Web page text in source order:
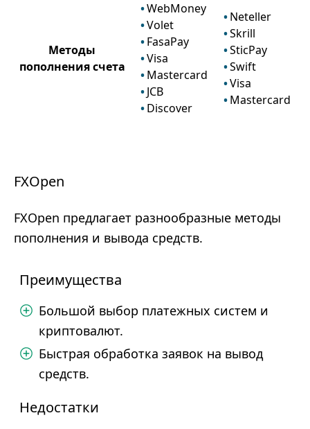
Методы
пополнения счета
WebMoney
Volet
FasaPay
Visa
Mastercard
JCB
Discover
Neteller
Skrill
SticPay
Swift
Visa
Mastercard
FXOpen
FXOpen предлагает разнообразные методы
пополнения и вывода средств.
Преимущества
Большой выбор платежных систем и
криптовалют.
Быстрая обработка заявок на вывод
средств.
Недостатки